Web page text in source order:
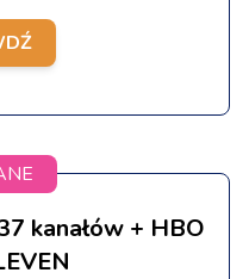
kanałów + HBO